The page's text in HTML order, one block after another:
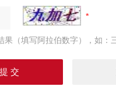
果（填写阿拉伯数字），如：